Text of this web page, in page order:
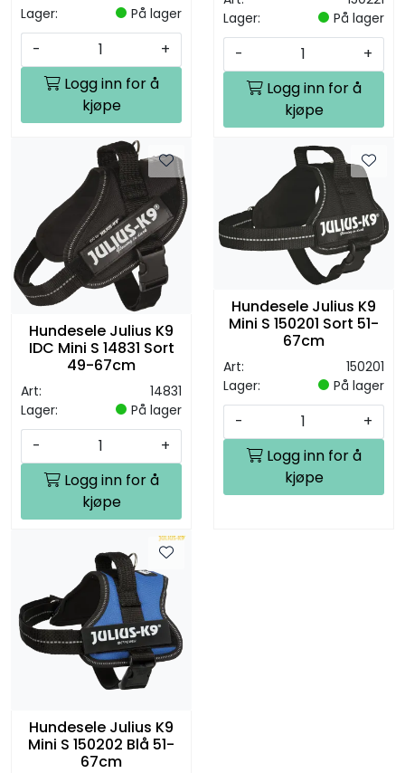
Lager:
På lager
-
+
Logg inn for å
kjøpe
Lager:
På lager
-
+
Logg inn for å
kjøpe
Hundesele Julius K9
IDC Mini S 14831 Sort
49-67cm
Art:
14831
Lager:
På lager
-
+
Logg inn for å
kjøpe
Hundesele Julius K9
Mini S 150201 Sort 51-
67cm
Art:
150201
Lager:
På lager
-
+
Logg inn for å
kjøpe
Hundesele Julius K9
Mini S 150202 Blå 51-
67cm